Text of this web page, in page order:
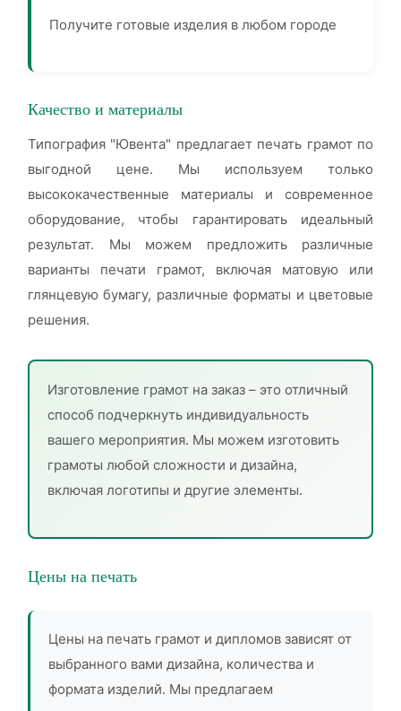
Получите готовые изделия в любом городе
Качество и материалы
Типография "Ювента" предлагает печать грамот по
выгодной цене. Мы используем только
высококачественные материалы и современное
оборудование, чтобы гарантировать идеальный
результат. Мы можем предложить различные
варианты печати грамот, включая матовую или
глянцевую бумагу, различные форматы и цветовые
решения.
Изготовление грамот на заказ – это отличный
способ подчеркнуть индивидуальность
вашего мероприятия. Мы можем изготовить
грамоты любой сложности и дизайна,
включая логотипы и другие элементы.
Цены на печать
Цены на печать грамот и дипломов зависят от
выбранного вами дизайна, количества и
формата изделий. Мы предлагаем